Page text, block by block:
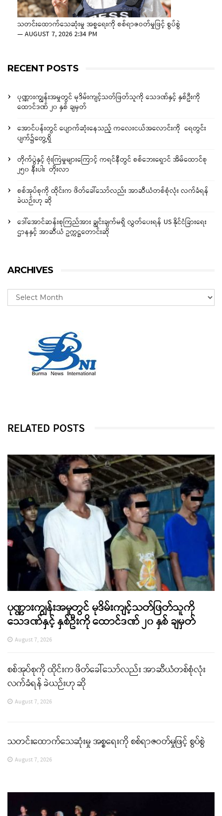
သတင်းထောက်သေဆုံးမှု အစ္စရေးကို စစ်ရာဇဝတ်မှုဖြင့် စွပ်စွဲ
—AUGUST 7, 2026 2:34 PM
RECENT POSTS
ပုဏ္ဏားကျွန်းအမှုတွင် မုဒိမ်းကျင့်သတ်ဖြတ်သူကို သေဒဏ်နှင့် နှစ်ဦးကို
ထောင်ဒဏ် ၂၀ နှစ် ချမှတ်
အောင်ပန်းတွင် ပျောက်ဆုံးနေသည့် ကလေးငယ်အလောင်းကို ရေတွင်း
ပျက်၌တွေ့ရှိ
တိုက်ပွဲနှင့် ဗုံးကြဲမှုများကြောင့် ကရင်နီတွင် စစ်ဘေးရှောင် အိမ်ထောင်စု
၂၅၀ နီးပါး တိုးလာ
စစ်အုပ်စုကို ထိုင်းက ဖိတ်ခေါ်သော်လည်း အာဆီယံတစ်စုံလုံး လက်ခံရန်
ခဲယဉ်းဟု ဆို
ဒေါ်အောင်ဆန်းစုကြည်အား ချွင်းချက်မရှိ လွှတ်ပေးရန် US နိုင်ငံခြားရေး
ဌာနနှင့် အာဆီယံ ဥက္ကဋ္ဌတောင်းဆို
ARCHIVES
RELATED POSTS
ပုဏ္ဏားကျွန်းအမှုတွင် မုဒိမ်းကျင့်သတ်ဖြတ်သူကို
သေဒဏ်နှင့် နှစ်ဦးကို ထောင်ဒဏ် ၂၀ နှစ် ချမှတ်
August 7, 2026
စစ်အုပ်စုကို ထိုင်းက ဖိတ်ခေါ်သော်လည်း အာဆီယံတစ်စုံလုံး
လက်ခံရန် ခဲယဉ်းဟု ဆို
August 7, 2026
သတင်းထောက်သေဆုံးမှု အစ္စရေးကို စစ်ရာဇဝတ်မှုဖြင့် စွပ်စွဲ
August 7, 2026